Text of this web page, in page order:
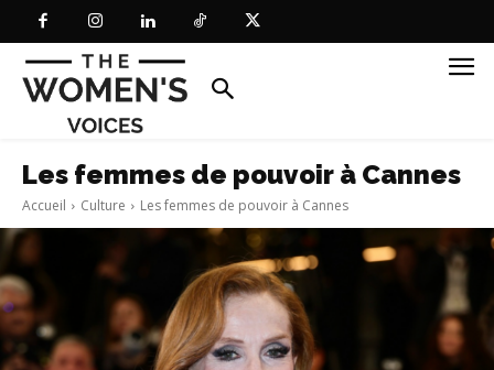
Les femmes de pouvoir à Cannes
Accueil Culture Les femmes de pouvoir à Cannes